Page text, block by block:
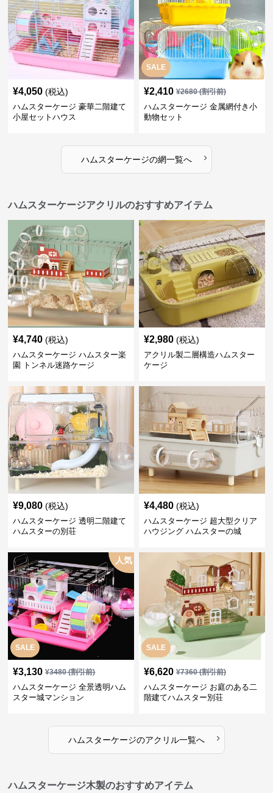
¥4,050 (税込)
ハムスターケージ 豪華二階建て
小屋セットハウス
SALE
¥2,410 ¥2680(割引前)
ハムスターケージ 金属網付き小
動物セット
ハムスターケージの網一覧へ ›
ハムスターケージアクリルのおすすめアイテム
¥4,740 (税込)
ハムスターケージ ハムスター楽
園 トンネル迷路ケージ
¥2,980 (税込)
アクリル製二層構造ハムスター
ケージ
¥9,080 (税込)
ハムスターケージ 透明二階建て
ハムスターの別荘
¥4,480 (税込)
ハムスターケージ 超大型クリア
ハウジング ハムスターの城
SALE
人気
¥3,130 ¥3480(割引前)
ハムスターケージ 全景透明ハム
スター城マンション
SALE
¥6,620 ¥7360(割引前)
ハムスターケージ お庭のある二
階建てハムスター別荘
ハムスターケージのアクリル一覧へ ›
ハムスターケージ木製のおすすめアイテム